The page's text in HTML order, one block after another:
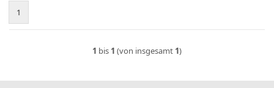
1
1 bis 1 (von insgesamt 1)